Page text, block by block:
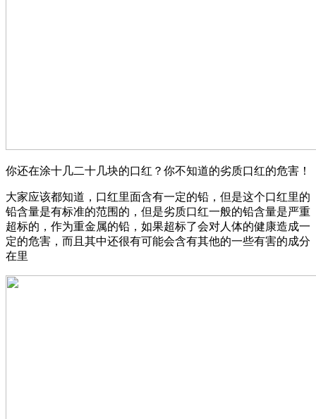
你还在涂十几二十几块的口红？你不知道的劣质口红的危害！
大家应该都知道，口红里面含有一定的铅，但是这个口红里的
铅含量是有标准的范围的，但是劣质口红一般的铅含量是严重
超标的，作为重金属的铅，如果超标了会对人体的健康造成一
定的危害，而且其中还很有可能会含有其他的一些有害的成分
在里